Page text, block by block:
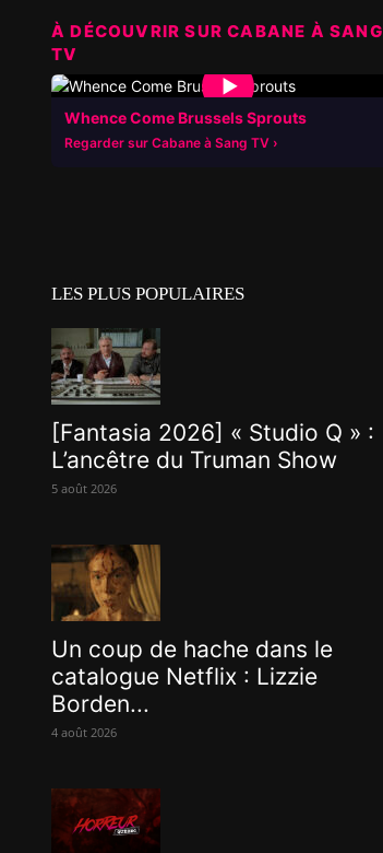
À DÉCOUVRIR SUR CABANE À SANG
TV
▶
Whence Come Brussels Sprouts
Regarder sur Cabane à Sang TV
LES PLUS POPULAIRES
[Fantasia 2026] « Studio Q » :
L’ancêtre du Truman Show
5 août 2026
Un coup de hache dans le
catalogue Netflix : Lizzie
Borden...
4 août 2026